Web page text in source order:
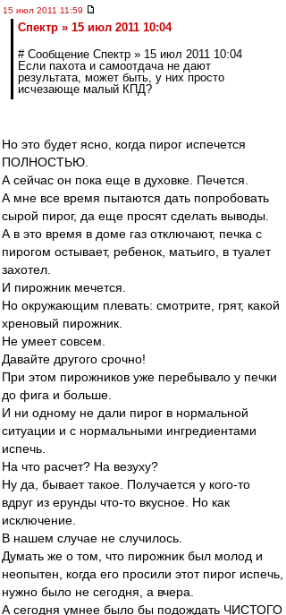
15 июл 2011 11:59
Спектр » 15 июл 2011 10:04
# Сообщение Спектр » 15 июл 2011 10:04
Если пахота и самоотдача не дают
результата, может быть, у них просто
исчезающе малый КПД?
Но это будет ясно, когда пирог испечется
ПОЛНОСТЬЮ.
А сейчас он пока еще в духовке. Печется.
А мне все время пытаются дать попробовать
сырой пирог, да еще просят сделать выводы.
А в это время в доме газ отключают, печка с
пирогом остывает, ребенок, матьиго, в туалет
захотел.
И пирожник мечется.
Но окружающим плевать: смотрите, грят, какой
хреновый пирожник.
Не умеет совсем.
Давайте другого срочно!
При этом пирожников уже перебывало у печки
до фига и больше.
И ни одному не дали пирог в нормальной
ситуации и с нормальными ингредиентами
испечь.
На что расчет? На везуху?
Ну да, бывает такое. Получается у кого-то
вдруг из ерунды что-то вкусное. Но как
исключение.
В нашем случае не случилось.
Думать же о том, что пирожник был молод и
неопытен, когда его просили этот пирог испечь,
нужно было не сегодня, а вчера.
А сегодня умнее было бы подождать ЧИСТОГО